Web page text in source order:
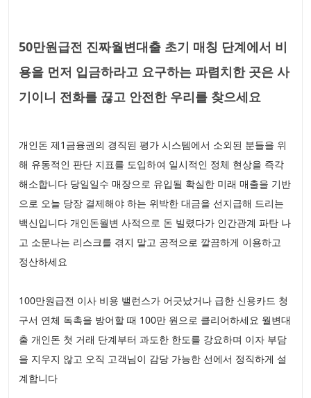
50만원급전 진짜월변대출 초기 매칭 단계에서 비
용을 먼저 입금하라고 요구하는 파렴치한 곳은 사
기이니 전화를 끊고 안전한 우리를 찾으세요
개인돈 제1금융권의 경직된 평가 시스템에서 소외된 분들을 위
해 유동적인 판단 지표를 도입하여 일시적인 정체 현상을 즉각
해소합니다 당일일수 매장으로 유입될 확실한 미래 매출을 기반
으로 오늘 당장 결제해야 하는 위박한 대금을 선지급해 드리는
백신입니다 개인돈월변 사적으로 돈 빌렸다가 인간관계 파탄 나
고 소문나는 리스크를 겪지 말고 공적으로 깔끔하게 이용하고
정산하세요
100만원급전 이사 비용 밸런스가 어긋났거나 급한 신용카드 청
구서 연체 독촉을 방어할 때 100만 원으로 클리어하세요 월변대
출 개인돈 첫 거래 단계부터 과도한 한도를 강요하며 이자 부담
을 지우지 않고 오직 고객님이 감당 가능한 선에서 정직하게 설
계합니다